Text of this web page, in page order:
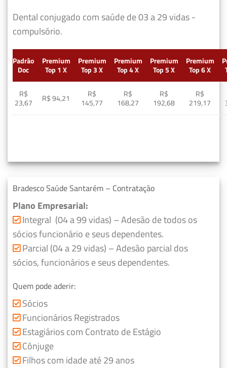
Dental conjugado com saúde de 03 a 29 vidas -
compulsório.
Padrão
Doc
Premium
Top 1 X
Premium
Top 3 X
Premium
Top 4 X
Premium
Top 5 X
Premium
Top 6 X
R$
23,67
R$ 94,21
R$
145,77
R$
168,27
R$
192,68
R$
219,17
Bradesco Saúde Santarém – Contratação
Plano Empresarial:
Integral (04 a 99 vidas) – Adesão de todos os
sócios funcionário e seus dependentes.
Parcial (04 a 29 vidas) – Adesão parcial dos
sócios, funcionários e seus dependentes.
Quem pode aderir:
Sócios
Funcionários Registrados
Estagiários com Contrato de Estágio
Cônjuge
Filhos com idade até 29 anos